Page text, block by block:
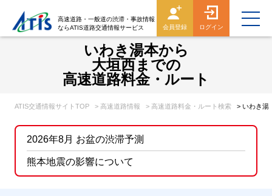
高速道路・一般道の渋滞・事故情報
ならATIS道路交通情報サービス
会員登録 ログイン
いわき湯本から
大垣西までの
高速道路料金・ルート
ATIS交通情報サイトTOP > 高速道路情報 > 高速道路料金・ルート検索 > いわき湯
2026年8月 お盆の渋滞予測
熊本地震の影響について